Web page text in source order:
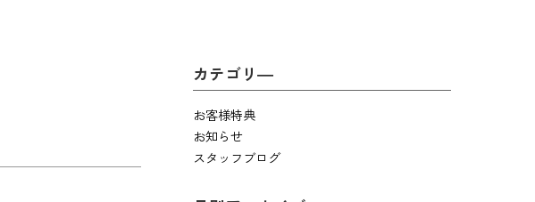
カテゴリ―
お客様特典
お知らせ
スタッフブログ